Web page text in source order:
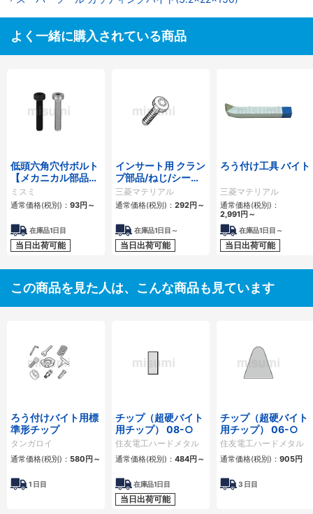
よく一緒に購入されている商品
低頭六角穴付ボルト
【メカニカル部品カ
タログ掲載】
ミスミ
通常価格(税別)： 93円 ～
在庫品1日目
当日出荷可能
インサート用 クラン
プ部品/ねじ/シー
ト・敷板
三菱マテリアル
通常価格(税別)： 292円 ～
在庫品1日目～
当日出荷可能
ろう付け工具 バイト
三菱マテリアル
通常価格(税別)：
2,991円 ～
在庫品1日目～
当日出荷可能
この商品を見た人は、こんな商品も見ています
ろう付けバイト用標
準形チップ
タンガロイ
通常価格(税別)： 580円 ～
1 日目
チップ（超硬バイト
用チップ） 08-○
住友電工ハードメタル
通常価格(税別)： 484円 ～
在庫品1日目
当日出荷可能
チップ（超硬バイト
用チップ） 06-○
住友電工ハードメタル
通常価格(税別)： 905円
3 日目